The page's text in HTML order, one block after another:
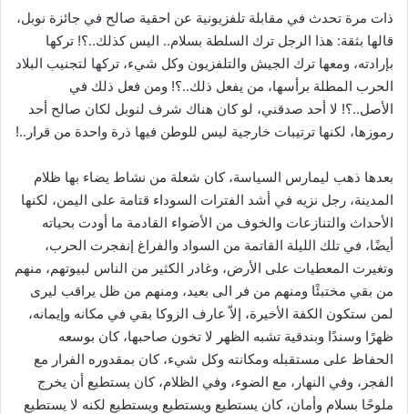
ذات مرة تحدث في مقابلة تلفزيونية عن احقية صالح في جائزة نوبل،
قالها بثقة: هذا الرجل ترك السلطة بسلام.. اليس كذلك..؟! تركها
بإرادته، ومعها ترك الجيش والتلفزيون وكل شيء، تركها لتجنيب البلاد
الحرب المطلة برأسها، من يفعل ذلك..؟! ومن فعل ذلك في
الأصل..؟! لا أحد صدقني، لو كان هناك شرف لنوبل لكان صالح أحد
رموزها، لكنها ترتيبات خارجية ليس للوطن فيها ذرة واحدة من قرار..!
بعدها ذهب ليمارس السياسة، كان شعلة من نشاط يضاء بها ظلام
المدينة، رجل نزيه في أشد الفترات السوداء قتامة على اليمن، لكنها
الأحداث والتنازعات والخوف من الأضواء القادمة ما أودت بحياته
أيضًا، في تلك الليلة القاتمة من السواد والفراغ إنفجرت الحرب،
وتغيرت المعطيات على الأرض، وغادر الكثير من الناس لبيوتهم، منهم
من بقي مختبئًا ومنهم من فر الى بعيد، ومنهم من ظل يراقب ليرى
لمن ستكون الكفة الأخيرة، إلاّ عارف الزوكا بقي في مكانه وإيمانه،
ظهرًا وسندًا وبندقية تشبه الظهر لا تخون صاحبها، كان بوسعه
الحفاظ على مستقبله ومكانته وكل شيء، كان بمقدوره الفرار مع
الفجر، وفي النهار، مع الضوء، وفي الظلام، كان يستطيع أن يخرج
ملوحًا بسلام وأمان، كان يستطيع ويستطيع ويستطيع لكنه لا يستطيع